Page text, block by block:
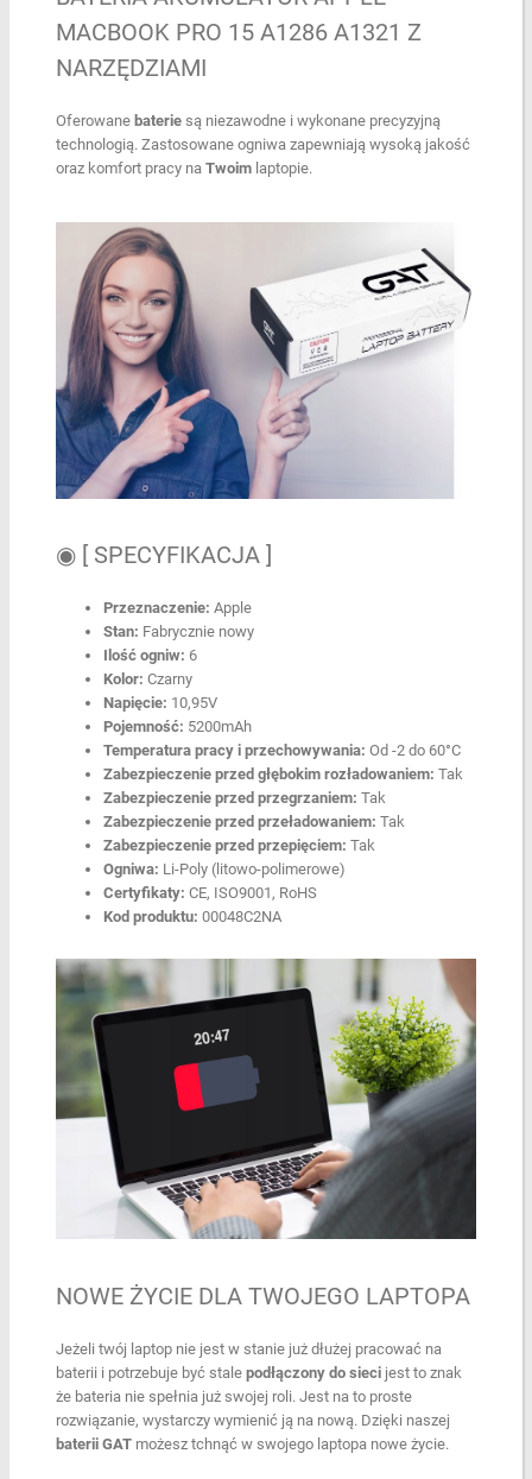
MACBOOK PRO 15 A1286 A1321 Z
NARZĘDZIAMI
Oferowane bateriesą niezawodne i wykonane precyzyjną
technologią. Zastosowane ogniwa zapewniają wysoką jakość
oraz komfort pracy na Twoim laptopie.
◉ [ SPECYFIKACJA ]
Przeznaczenie: Apple
Stan: Fabrycznie nowy
Ilość ogniw: 6
Kolor: Czarny
Napięcie: 10,95V
Pojemność: 5200mAh
Temperatura pracy i przechowywania: Od -2 do 60°C
Zabezpieczenie przed głębokim rozładowaniem: Tak
Zabezpieczenie przed przegrzaniem: Tak
Zabezpieczenie przed przeładowaniem: Tak
Zabezpieczenie przed przepięciem: Tak
Ogniwa: Li-Poly (litowo-polimerowe)
Certyfikaty: CE, ISO9001, RoHS
Kod produktu: 00048C2NA
NOWE ŻYCIE DLA TWOJEGO LAPTOPA
Jeżeli twój laptop nie jest w stanie już dłużej pracować na
baterii i potrzebuje być stale podłączony do siecijest to znak
że bateria nie spełnia już swojej roli. Jest na to proste
rozwiązanie, wystarczy wymienić ją na nową. Dzięki naszej
baterii GATmożesz tchnąć w swojego laptopa nowe życie.